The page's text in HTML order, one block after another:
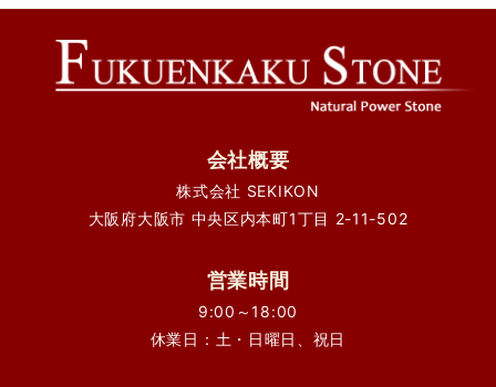
会社概要
株式会社 SEKIKON
大阪府大阪市 中央区内本町1丁目 2-11-502
営業時間
9:00～18:00
休業日：土・日曜日、祝日